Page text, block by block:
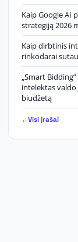
Kaip Google AI
strategiją 2026
Kaip dirbtinis
rinkodarai
„Smart
intelektas valdo
biudžetą
Visi įrašai